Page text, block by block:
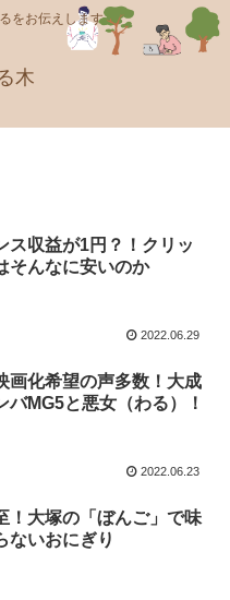
をお伝えします
木
ス収益が1円？！クリッ
そんなに安いのか
2022.06.29
画化希望の声多数！大成
バMG5と悪女（わる）！
2022.06.23
！大塚の「ぼんご」で味
ないおにぎり